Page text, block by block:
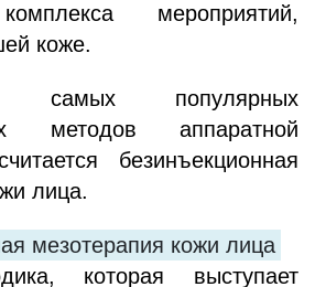
мероприятий,
коже.
популярных
методов аппаратной
безинъекционная
лица.
мезотерапия кожи лица
которая выступает